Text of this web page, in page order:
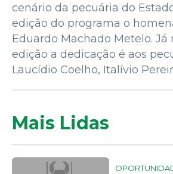
cenário da pecuária do
edição do programa o
Eduardo Machado Metelo. Já
edição a dedicação é aos
Laucídio Coelho, Italívio
Mais Lidas